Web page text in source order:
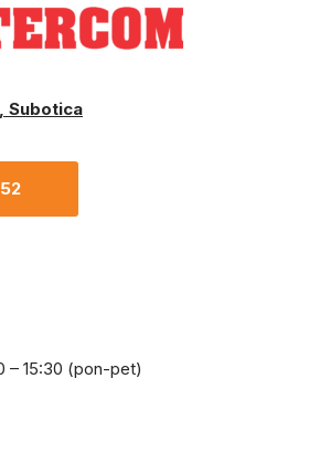
Subotica
– 15:30 (pon-pet)